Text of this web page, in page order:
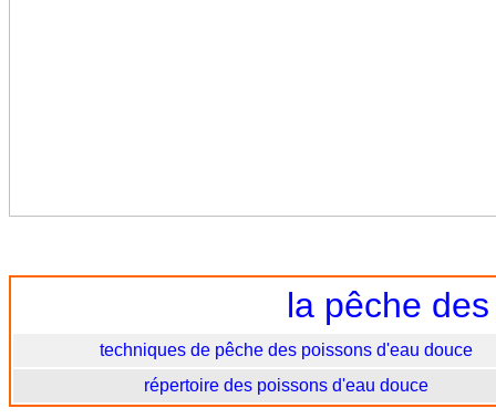
lapêche des
techniques de pêche des poissons d'eau douce
répertoire des poissons d'eau douce